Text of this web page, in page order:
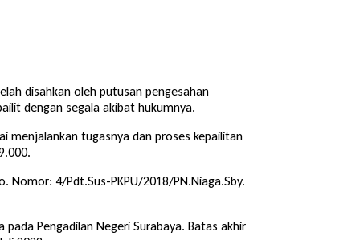
disahkan oleh putusan pengesahan
dengan segala akibat hukumnya.
menjalankan tugasnya dan proses kepailitan
Nomor: 4/Pdt.Sus-PKPU/2018/PN.Niaga.Sby.
Pengadilan Negeri Surabaya. Batas akhir